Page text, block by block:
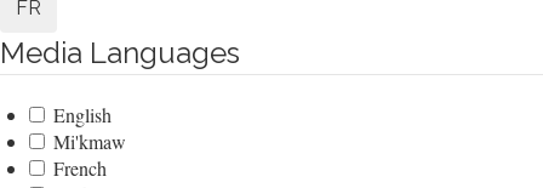
FR
Media Languages
English
Mi'kmaw
French